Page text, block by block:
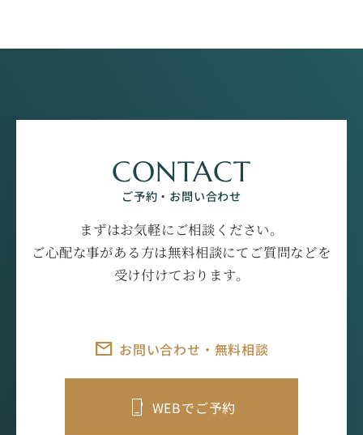
CONTACT
ご予約・お問い合わせ
まずはお気軽にご相談ください。
ご心配な事がある方は無料相談にてご質問などを
受け付けております。
お問い合わせ・無料相談
WEBでご予約